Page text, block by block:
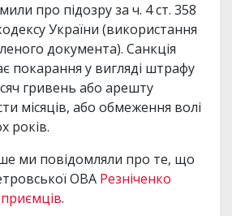
про підозру за ч. 4 ст. 358
України (використання
документа). Санкція
покарання у вигляді штрафу
гривень або арешту
місяців, або обмеження волі
років.
ми повідомляли про те, що
ОВА Резніченко
.